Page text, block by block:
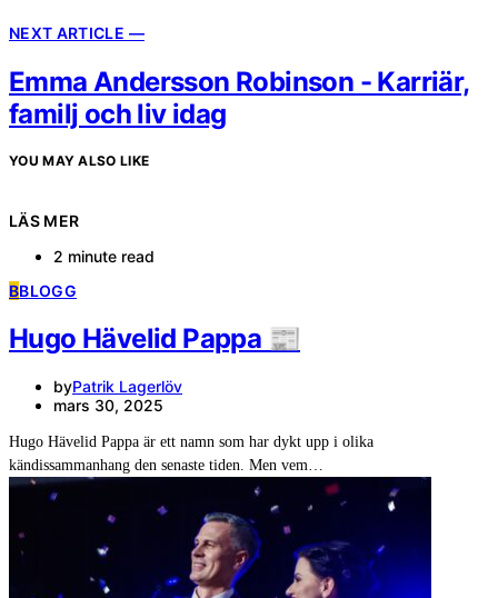
NEXT ARTICLE —
Emma Andersson Robinson - Karriär,
familj och liv idag
YOU MAY ALSO LIKE
LÄS MER
2 minute read
BBLOGG
Hugo Hävelid Pappa 📰
byPatrik Lagerlöv
mars 30, 2025
Hugo Hävelid Pappa är ett namn som har dykt upp i olika
kändissammanhang den senaste tiden. Men vem…